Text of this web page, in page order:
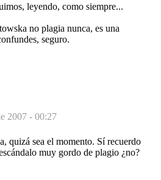
leyendo, como siempre...
no plagia nunca, es una
seguro.
2007 - 00:27
quizá sea el momento. Sí recuerdo
muy gordo de plagio ¿no?